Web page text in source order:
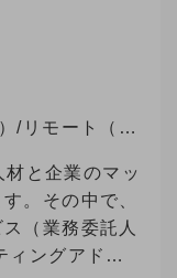
/リモート（在
と企業のマッ
。その中で、
（業務委託人
ィングアドバ